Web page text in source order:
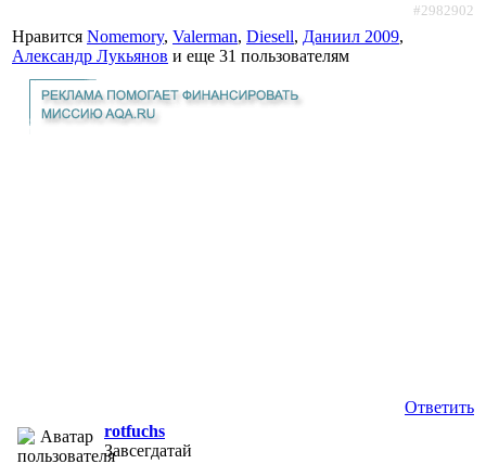
#2982902
Нравится Nomemory, Valerman, Diesell, Даниил 2009,
Александр Лукьянов и еще 31 пользователям
Ответить
rotfuchs
Завсегдатай